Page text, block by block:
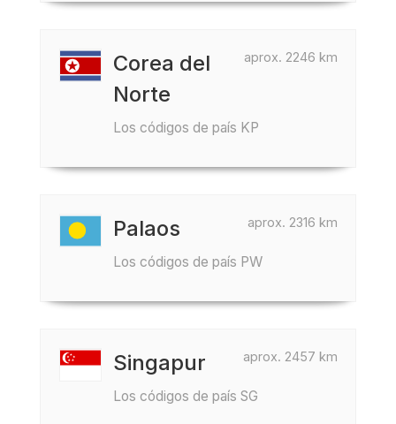
aprox. 2246 km
Corea del
Norte
Los códigos de país KP
aprox. 2316 km
Palaos
Los códigos de país PW
aprox. 2457 km
Singapur
Los códigos de país SG